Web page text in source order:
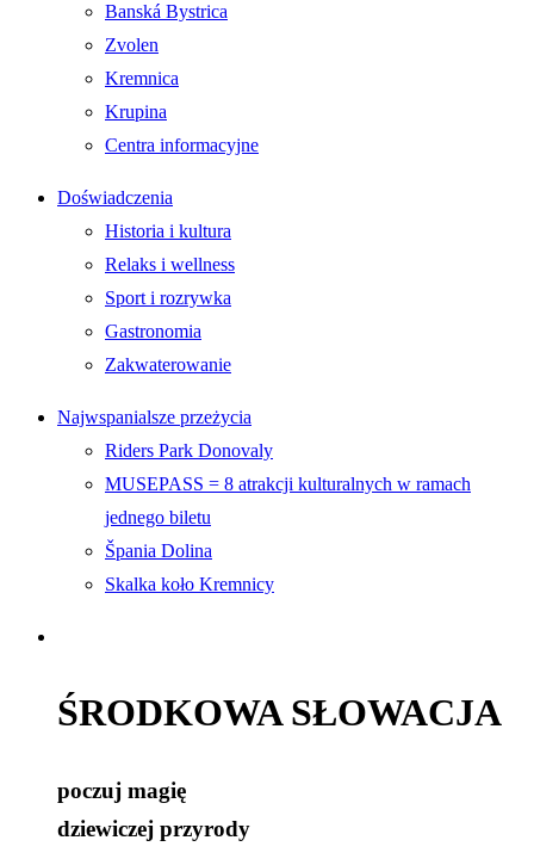
Banská Bystrica
Zvolen
Kremnica
Krupina
Centra informacyjne
Doświadczenia
Historia i kultura
Relaks i wellness
Sport i rozrywka
Gastronomia
Zakwaterowanie
Najwspanialsze przeżycia
Riders Park Donovaly
MUSEPASS = 8 atrakcji kulturalnych w ramach
jednego biletu
Špania Dolina
Skalka koło Kremnicy
ŚRODKOWA SŁOWACJA
poczuj magię
dziewiczej przyrody